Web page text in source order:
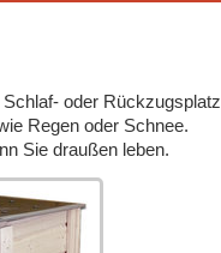
Schlaf- oder Rückzugsplatz
Regen oder Schnee.
Sie draußen leben.